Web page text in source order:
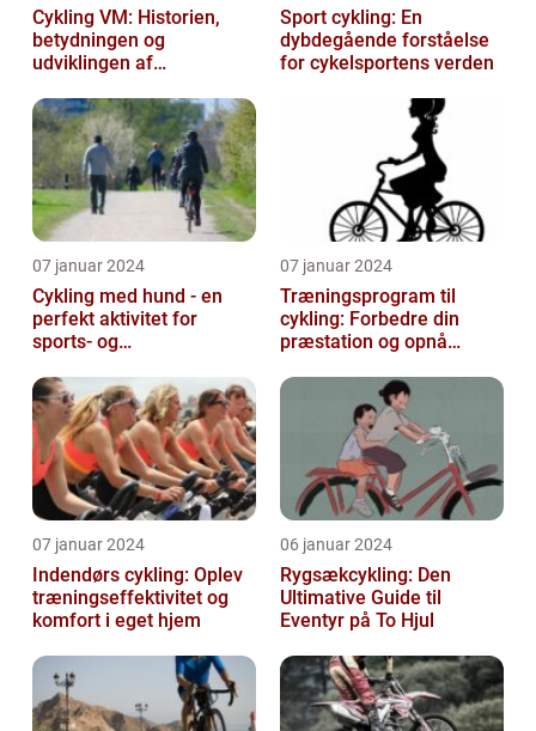
Cykling VM: Historien,
betydningen og
udviklingen af
Sport cykling: En
dybdegående forståelse
for cykelsportens verden
07 januar 2024
Cykling med hund - en
perfekt aktivitet for
sports- og
07 januar 2024
Træningsprogram til
cykling: Forbedre din
præstation og opnå
07 januar 2024
Indendørs cykling: Oplev
træningseffektivitet og
komfort i eget hjem
06 januar 2024
Rygsækcykling: Den
Ultimative Guide til
Eventyr på To Hjul